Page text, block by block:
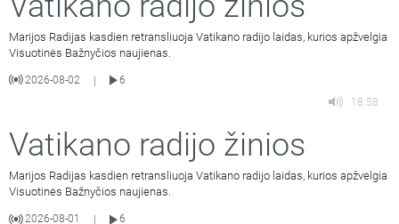
Marijos Radijas kasdien retransliuoja Vatikano radijo laidas, kurios apžvelgia
Visuotinės Bažnyčios naujienas.
2026-08-02 |
6
18:58
Vatikano radijo žinios
Marijos Radijas kasdien retransliuoja Vatikano radijo laidas, kurios apžvelgia
Visuotinės Bažnyčios naujienas.
2026-08-01 6